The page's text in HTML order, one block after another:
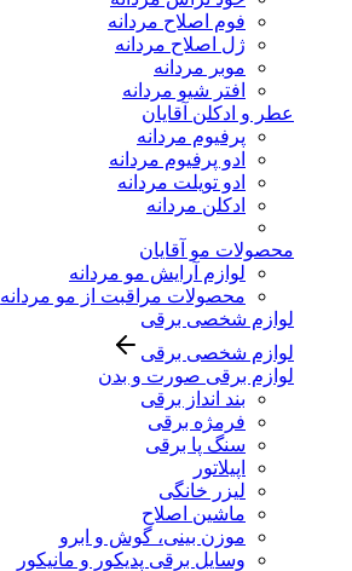
فوم اصلاح مردانه
ژل اصلاح مردانه
موبر مردانه
افتر شیو مردانه
عطر و ادکلن آقایان
پرفیوم مردانه
ادو پرفیوم مردانه
ادو تویلت مردانه
ادکلن مردانه
محصولات مو آقایان
لوازم آرایش مو مردانه
محصولات مراقبت از مو مردانه
لوازم شخصی برقی
لوازم شخصی برقی
لوازم برقی صورت و بدن
بند انداز برقی
فرمژه برقی
سنگ پا برقی
اپیلاتور
لیزر خانگی
ماشین اصلاح
موزن بینی، گوش و ابرو
وسایل برقی پدیکور و مانیکور